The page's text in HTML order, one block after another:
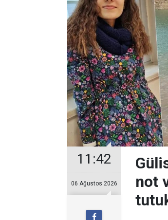
11:42
06 Ağustos 2026
not